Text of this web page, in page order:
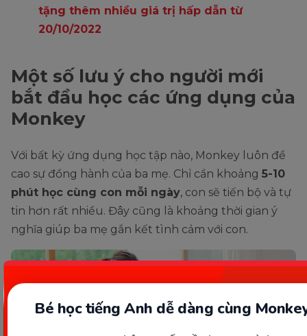
Bé học tiếng Anh dễ dàng cùng
tặng thêm nhiều giá trị hấp dẫn từ
20/10/2022
Một số lưu ý cho người mới
bắt đầu học các ứng dụng của
Monkey
Với bất kỳ ứng dụng học tập nào, Monkey luôn đề
cao sự đồng hành của ba mẹ. Chỉ cần khoảng 5-10
phút học cùng con mỗi ngày, con sẽ tiến bộ và tự
tin hơn rất nhiều. Đây cũng là khoảng thời gian ý
nghĩa giúp ba mẹ gắn kết tình cảm với con.